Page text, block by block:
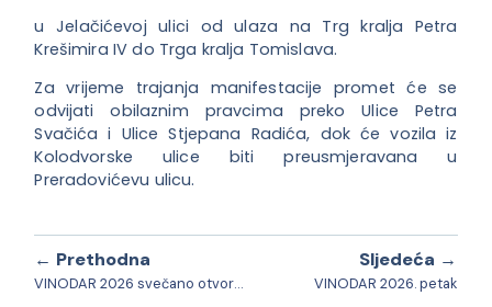
u Jelačićevoj ulici od ulaza na Trg kralja Petra
Krešimira IV do Trga kralja Tomislava.
Za vrijeme trajanja manifestacije promet će se
odvijati obilaznim pravcima preko Ulice Petra
Svačića i Ulice Stjepana Radića, dok će vozila iz
Kolodvorske ulice biti preusmjeravana u
Preradovićevu ulicu.
← Prethodna
VINODAR 2026 svečano otvoren
Sljedeća →
VINODAR 2026. petak